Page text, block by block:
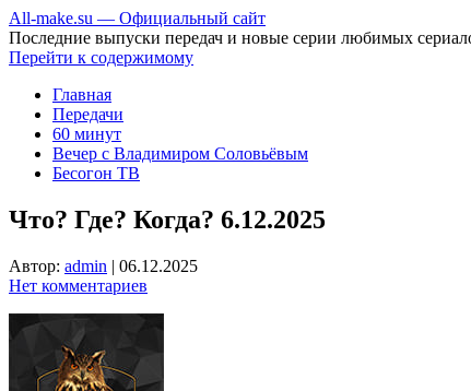
All-make.su — Официальный сайт
Последние выпуски передач и новые серии любимых
Перейти к содержимому
Главная
Передачи
60 минут
Вечер с Владимиром Соловьёвым
Бесогон ТВ
Что? Где? Когда? 6.12.2025
Автор: admin | 06.12.2025
Нет комментариев